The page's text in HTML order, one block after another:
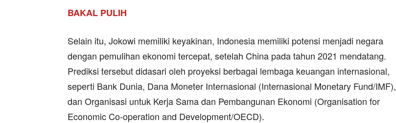
BAKAL PULIH
Selain itu, Jokowi memiliki keyakinan, Indonesia memiliki potensi menjadi negara
dengan pemulihan ekonomi tercepat, setelah China pada tahun 2021 mendatang.
Prediksi tersebut didasari oleh proyeksi berbagai lembaga keuangan internasional,
seperti Bank Dunia, Dana Moneter Internasional (Internasional Monetary Fund/IMF),
dan Organisasi untuk Kerja Sama dan Pembangunan Ekonomi (Organisation for
Economic Co-operation and Development/OECD).